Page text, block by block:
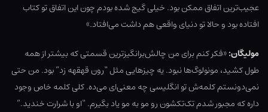
عجیب‌ترین اتفاق ممکن بود. خیلی گیج شده بودم چون این اتفاق تو کتاب
افتاده بود و حالا تو دنیای واقعی هم داشت می‌افتاد.»
مولیگان:«فکر کنم برای من چالش‌برانگیزترین قسمتی که بیشتر از همه
طول کشید، مونولوگ‌ها نبود. یه چیزهایی مثل “رون قهقهه زد” بود. من حتی
نمی‌دونستم کلمه‌ش تو انگلیسی چه معنی‌ای می‌ده. کلی کلمه خاص وجود
داره که مجبور شدم تک‌تکشون رو مو به مو یاد بگیرم. “او با شرارت خندید.”